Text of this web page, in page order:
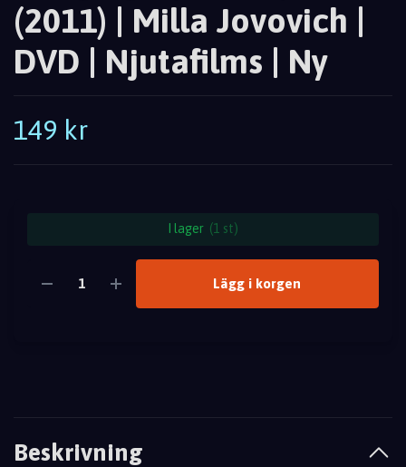
(2011) | Milla Jovovich |
DVD | Njutafilms | Ny
149 kr
I lager (1 st)
Lägg i korgen
Beskrivning